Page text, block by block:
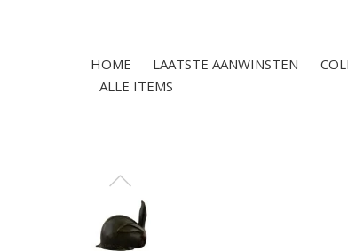
HOME LAATSTE AANWINSTEN
ALLE ITEMS